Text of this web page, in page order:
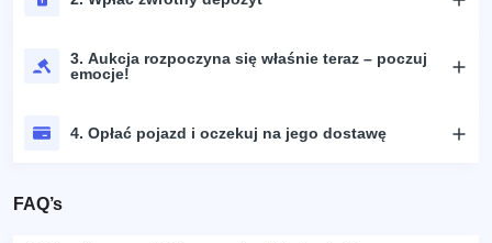
3. Aukcja rozpoczyna się właśnie teraz – poczuj
emocje!
4. Opłać pojazd i oczekuj na jego dostawę
FAQ’s